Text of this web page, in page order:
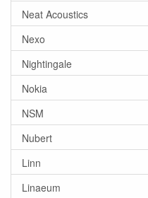
Neat Acoustics
Nexo
Nightingale
Nokia
NSM
Nubert
Linn
Linaeum